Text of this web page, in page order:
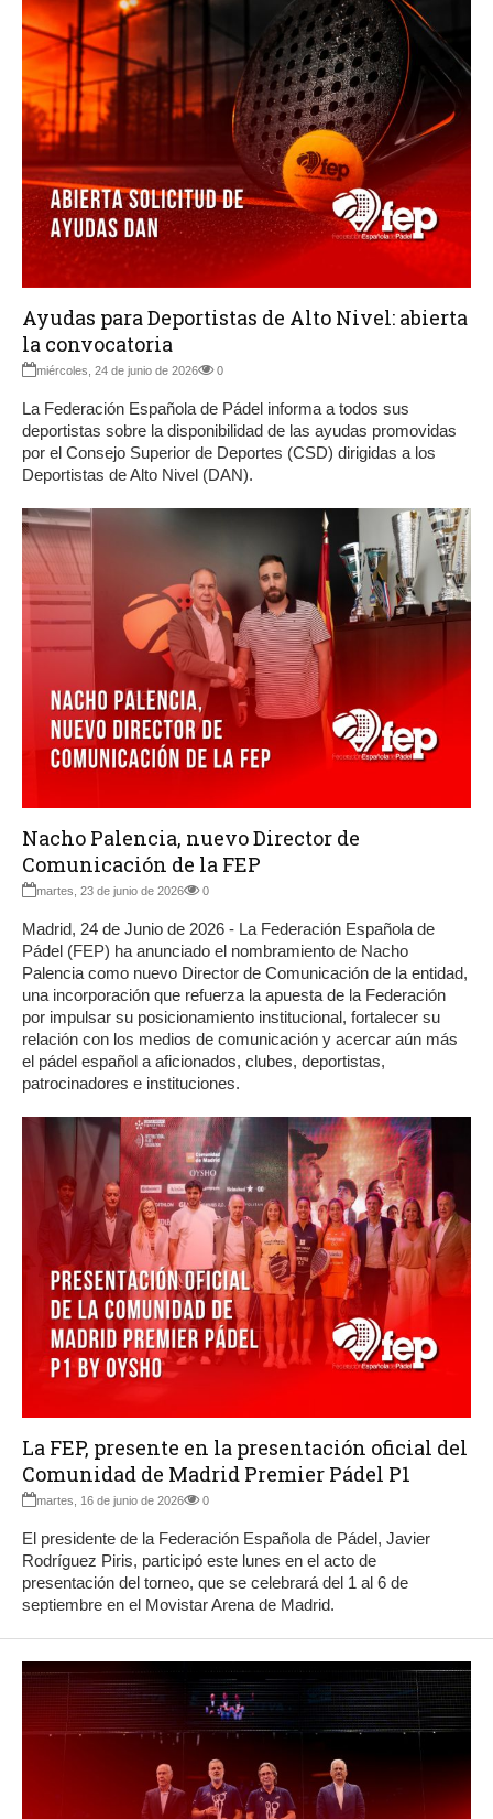
Ayudas para Deportistas de Alto Nivel: abierta
la convocatoria
miércoles, 24 de junio de 2026 0
La Federación Española de Pádel informa a todos sus
deportistas sobre la disponibilidad de las ayudas promovidas
por el Consejo Superior de Deportes (CSD) dirigidas a los
Deportistas de Alto Nivel (DAN).
Nacho Palencia, nuevo Director de
Comunicación de la FEP
martes, 23 de junio de 2026 0
Madrid, 24 de Junio de 2026 - La Federación Española de
Pádel (FEP) ha anunciado el nombramiento de Nacho
Palencia como nuevo Director de Comunicación de la entidad,
una incorporación que refuerza la apuesta de la Federación
por impulsar su posicionamiento institucional, fortalecer su
relación con los medios de comunicación y acercar aún más
el pádel español a aficionados, clubes, deportistas,
patrocinadores e instituciones.
La FEP, presente en la presentación oficial del
Comunidad de Madrid Premier Pádel P1
martes, 16 de junio de 2026 0
El presidente de la Federación Española de Pádel, Javier
Rodríguez Piris, participó este lunes en el acto de
presentación del torneo, que se celebrará del 1 al 6 de
septiembre en el Movistar Arena de Madrid.